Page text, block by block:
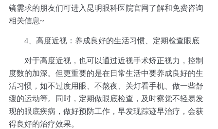
镜需求的朋友们可进入昆明眼科医院官网了解和免费咨询
相关信息~
4、高度近视： 养成良好的生活习惯、定期检查眼底
对于高度近视，也可以通过近视手术矫正视力，控制
度数的加深。但更重要的是在日常生活中要养成良好的生
活习惯，如不过度用眼、不熬夜、关灯看手机、做一些舒
缓的运动等。同时，定期做眼底检查，及时察觉不轻易发
现的眼底疾病，做好预防工作，早发现踪迹早治疗，会获
得良好的治疗效果。